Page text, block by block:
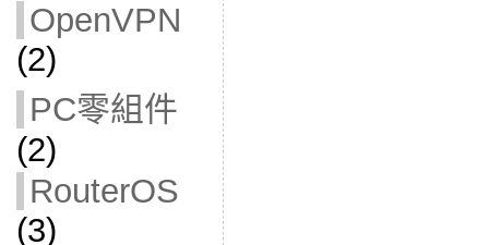
OpenVPN
(2)
PC零組件
(2)
RouterOS
(3)